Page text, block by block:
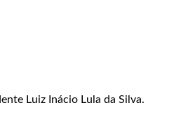
Luiz Inácio Lula da Silva.